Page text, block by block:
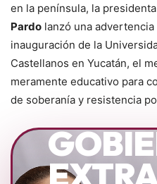
en la península, la presidenta
Pardo lanzó una
inauguración de la
Castellanos en Yucatán, el
meramente educativo para
de soberanía y resistencia
MENSAJE A LA